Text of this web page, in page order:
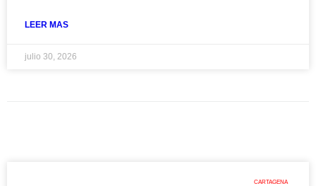
LEER MAS
julio 30, 2026
CARTAGENA